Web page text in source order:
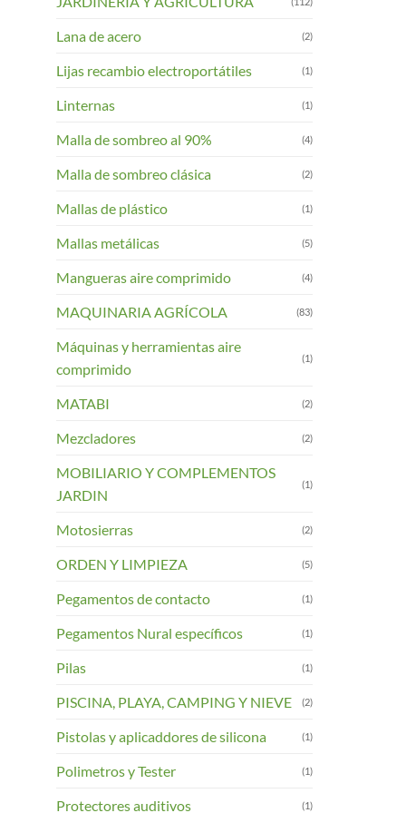
Lana de acero (2)
Lijas recambio electroportátiles (1)
Linternas (1)
Malla de sombreo al 90% (4)
Malla de sombreo clásica (2)
Mallas de plástico (1)
Mallas metálicas (5)
Mangueras aire comprimido (4)
MAQUINARIA AGRÍCOLA (83)
Máquinas y herramientas aire
comprimido
(1)
MATABI (2)
Mezcladores (2)
MOBILIARIO Y COMPLEMENTOS
JARDIN
(1)
Motosierras (2)
ORDEN Y LIMPIEZA (5)
Pegamentos de contacto (1)
Pegamentos Nural específicos (1)
Pilas (1)
PISCINA, PLAYA, CAMPING Y NIEVE (2)
Pistolas y aplicaddores de silicona (1)
Polimetros y Tester (1)
Protectores auditivos (1)